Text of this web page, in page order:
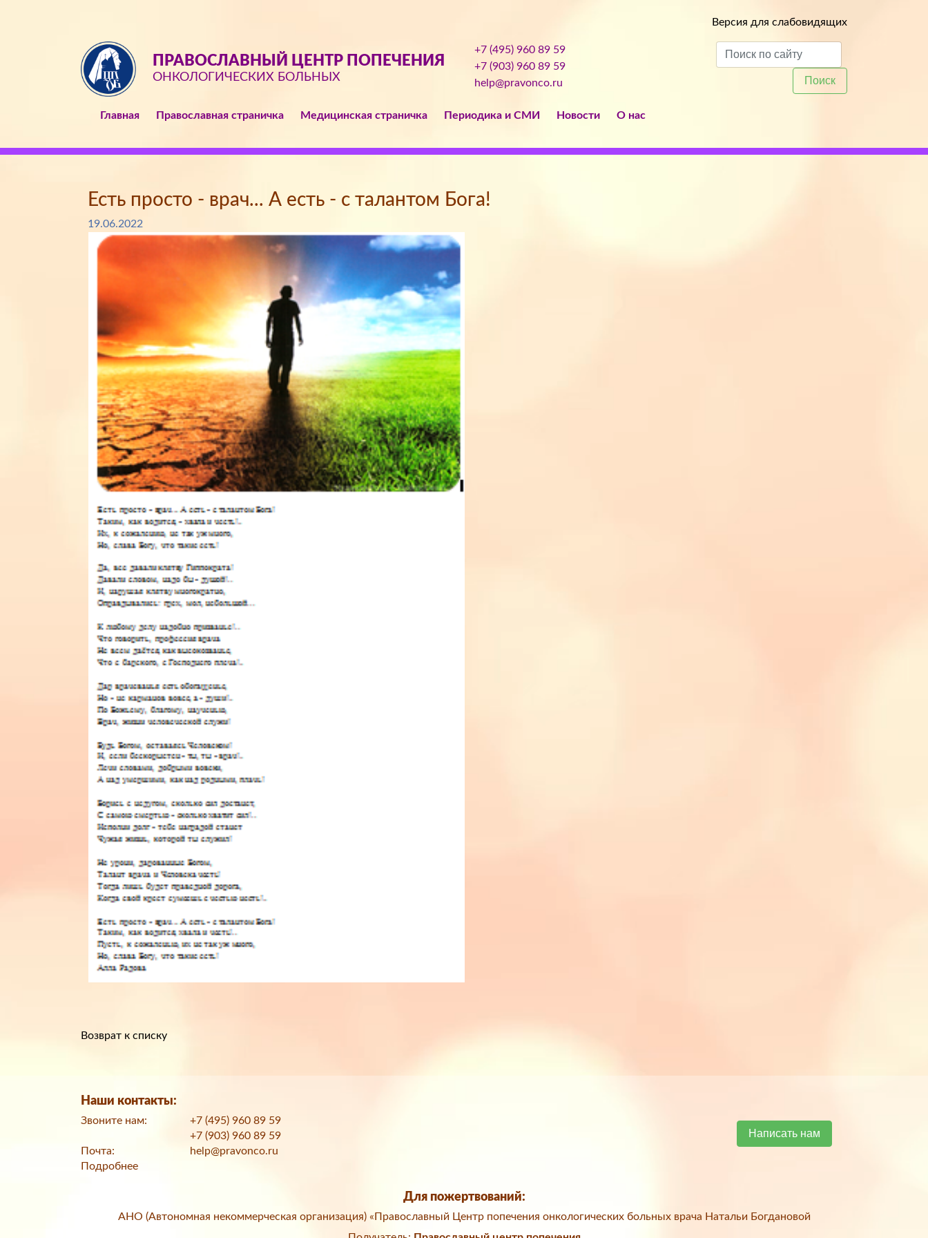
Версия для слабовидящих
ПРАВОСЛАВНЫЙ ЦЕНТР ПОПЕЧЕНИЯ
ОНКОЛОГИЧЕСКИХ БОЛЬНЫХ
+7 (495) 960 89 59
+7 (903) 960 89 59
help@pravonco.ru
Поиск
Главная Православная страничка Медицинская страничка Периодика и СМИ Новости О нас
Есть просто - врач... А есть - с талантом Бога!
19.06.2022
Возврат к списку
Наши контакты:
Звоните нам:
+7 (495) 960 89 59
+7 (903) 960 89 59
Почта:
help@pravonco.ru
Подробнее
Написать нам
Для пожертвований:
АНО (Автономная некоммерческая организация) «Православный Центр попечения онкологических больных врача Натальи Богдановой